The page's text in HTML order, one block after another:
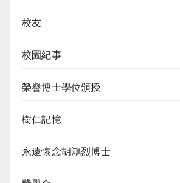
校友
校園紀事
榮譽博士學位頒授
樹仁記憶
永遠懷念胡鴻烈博士